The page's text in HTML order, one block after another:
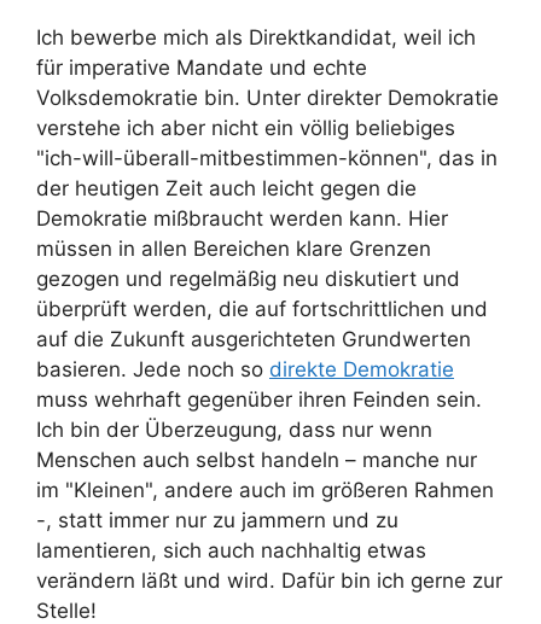
Ich bewerbe mich als Direktkandidat, weil ich
für imperative Mandate und echte
Volksdemokratie bin. Unter direkter Demokratie
verstehe ich aber nicht ein völlig beliebiges
"ich-will-überall-mitbestimmen-können", das in
der heutigen Zeit auch leicht gegen die
Demokratie mißbraucht werden kann. Hier
müssen in allen Bereichen klare Grenzen
gezogen und regelmäßig neu diskutiert und
überprüft werden, die auf fortschrittlichen und
auf die Zukunft ausgerichteten Grundwerten
basieren. Jede noch so direkte Demokratie
muss wehrhaft gegenüber ihren Feinden sein.
Ich bin der Überzeugung, dass nur wenn
Menschen auch selbst handeln – manche nur
im "Kleinen", andere auch im größeren Rahmen
-, statt immer nur zu jammern und zu
lamentieren, sich auch nachhaltig etwas
verändern läßt und wird. Dafür bin ich gerne zur
Stelle!